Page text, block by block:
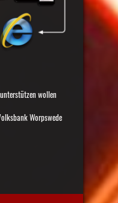
wollen
Worpswede